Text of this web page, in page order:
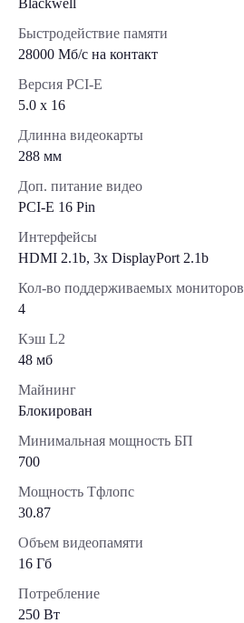
Blackwell
Быстродействие памяти
28000 Мб/с на контакт
Версия PCI-E
5.0 x 16
Длинна видеокарты
288 мм
Доп. питание видео
PCI-E 16 Pin
Интерфейсы
HDMI 2.1b, 3x DisplayPort 2.1b
Кол-во поддерживаемых мониторов
4
Кэш L2
48 мб
Майнинг
Блокирован
Минимальная мощность БП
700
Мощность Тфлопс
30.87
Объем видеопамяти
16 Гб
Потребление
250 Вт